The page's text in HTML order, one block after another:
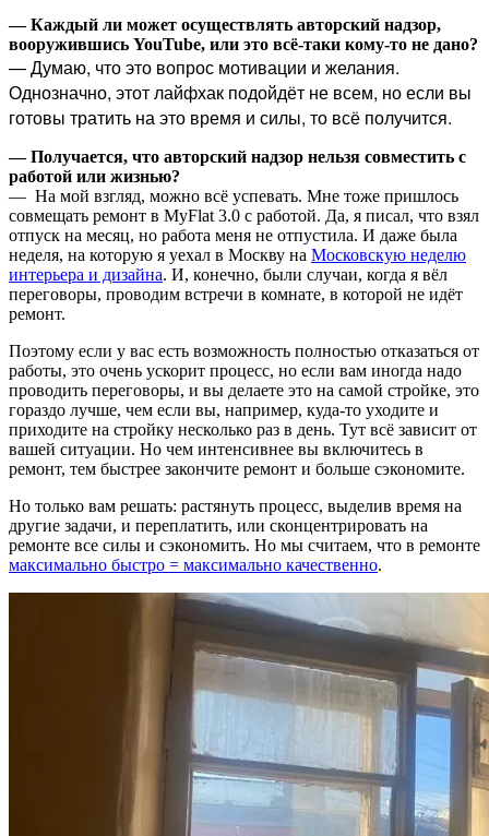
— Каждый ли может осуществлять авторский надзор,
вооружившись YouTube, или это всё-таки кому-то не дано?
— Думаю, что это вопрос мотивации и желания.
Однозначно, этот лайфхак подойдёт не всем, но если вы
готовы тратить на это время и силы, то всё получится.
— Получается, что авторский надзор нельзя совместить с
работой или жизнью?
— На мой взгляд, можно всё успевать. Мне тоже пришлось
совмещать ремонт в MyFlat 3.0 с работой. Да, я писал, что взял
отпуск на месяц, но работа меня не отпустила. И даже была
неделя, на которую я уехал в Москву на Московскую неделю
интерьера и дизайна. И, конечно, были случаи, когда я вёл
переговоры, проводим встречи в комнате, в которой не идёт
ремонт.
Поэтому если у вас есть возможность полностью отказаться от
работы, это очень ускорит процесс, но если вам иногда надо
проводить переговоры, и вы делаете это на самой стройке, это
гораздо лучше, чем если вы, например, куда-то уходите и
приходите на стройку несколько раз в день. Тут всё зависит от
вашей ситуации. Но чем интенсивнее вы включитесь в
ремонт, тем быстрее закончите ремонт и больше сэкономите.
Но только вам решать: растянуть процесс, выделив время на
другие задачи, и переплатить, или сконцентрировать на
ремонте все силы и сэкономить. Но мы считаем, что в ремонте
максимально быстро = максимально качественно.